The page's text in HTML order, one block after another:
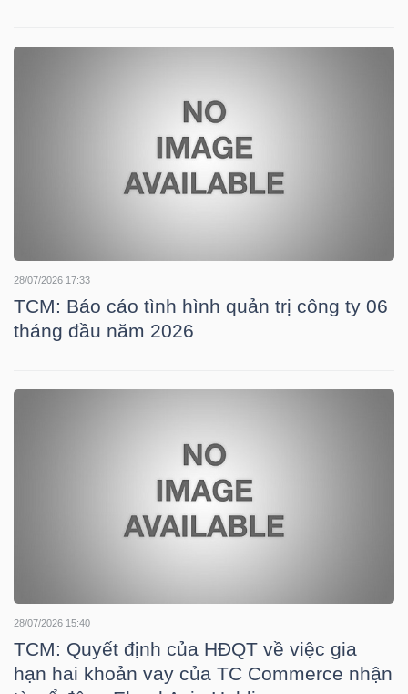
28/07/2026 17:33
TCM: Báo cáo tình hình quản trị công ty 06
tháng đầu năm 2026
28/07/2026 15:40
TCM: Quyết định của HĐQT về việc gia
hạn hai khoản vay của TC Commerce nhận
MÔ
NGÀNH
PHÁI
SINH